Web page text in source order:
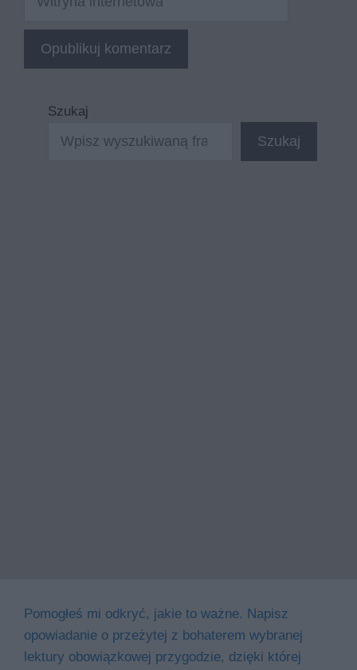
Szukaj
Szukaj
Pomogłeś mi odkryć, jakie to ważne. Napisz
opowiadanie o przeżytej z bohaterem wybranej
lektury obowiązkowej przygodzie, dzięki której